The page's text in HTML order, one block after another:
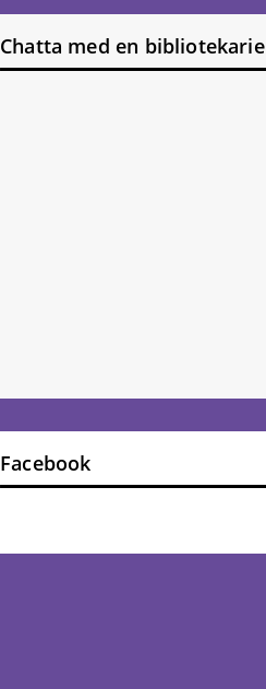
Chatta med en bibliotekarie
Facebook